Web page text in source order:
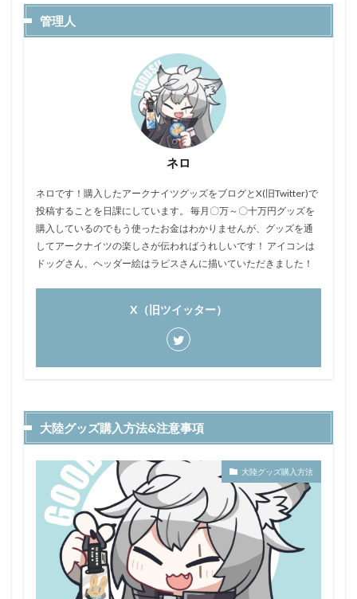
管理人
ネロ
ネロです！購入したアークナイツグッズをブログとX(旧Twitter)で
投稿することを日課にしています。 毎月〇万～〇十万円グッズを
購入しているのでもう使ったお金はわかりませんが、グッズを通
してアークナイツの楽しさが伝わればうれしいです！ アイコンは
ドッグさん、ヘッダー絵はラピスさんに描いていただきました！
X（旧ツイッター）
大陸グッズ購入方法&注意事項
大陸グッズ購入方法